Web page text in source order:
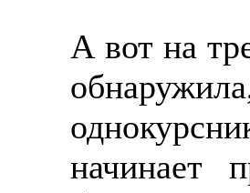
А вот на
начинает